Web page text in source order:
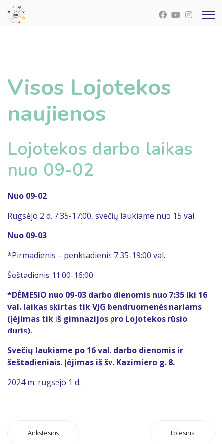
Visos Lojotekos
naujienos
Lojotekos darbo laikas
nuo 09-02
Nuo 09-02
Rugsėjo 2 d. 7:35-17:00, svečių laukiame nuo 15 val.
Nuo 09-03
*Pirmadienis – penktadienis 7:35-19:00 val.
Šeštadienis 11:00-16:00
*DĖMESIO nuo 09-03 darbo dienomis nuo 7:35 iki 16
val. laikas skirtas tik VJG bendruomenės nariams
(įėjimas tik iš gimnazijos pro Lojotekos rūsio
duris).
Svečių laukiame po 16 val. darbo dienomis ir
šeštadieniais. Įėjimas iš šv. Kazimiero g. 8.
2024 m. rugsėjo 1 d.
Ankstesnis Tolesnis